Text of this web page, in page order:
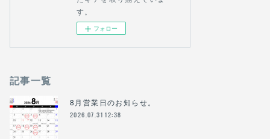
す。
フォロー
記事一覧
8月営業日のお知らせ。
2026.07.31 12:38